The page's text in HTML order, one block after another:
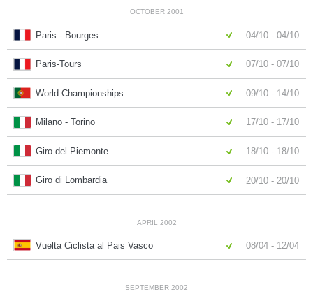
OCTOBER 2001
Paris - Bourges 04/10 - 04/10
Paris-Tours 07/10 - 07/10
World Championships 09/10 - 14/10
Milano - Torino 17/10 - 17/10
Giro del Piemonte 18/10 - 18/10
Giro di Lombardia 20/10 - 20/10
APRIL 2002
Vuelta Ciclista al Pais Vasco 08/04 - 12/04
SEPTEMBER 2002